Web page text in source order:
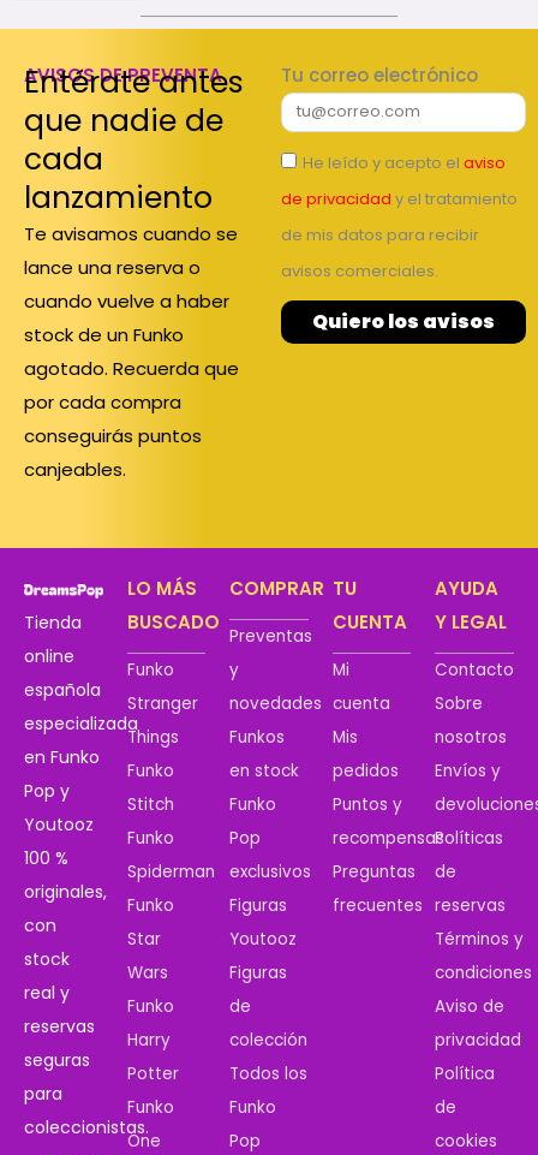
AVISOS DE PREVENTA
Entérate antes
que nadie de
cada
lanzamiento
Te avisamos cuando se
lance una reserva o
cuando vuelve a haber
stock de un Funko
agotado. Recuerda que
por cada compra
conseguirás puntos
canjeables.
Tu correo electrónico
He leído y acepto el aviso
de privacidad y el tratamiento
de mis datos para recibir
avisos comerciales.
Quiero los avisos
Tienda
online
española
especializada
en Funko
Pop y
Youtooz
100 %
originales,
con
stock
real y
reservas
seguras
para
coleccionistas.
LO MÁS
BUSCADO
Funko
Stranger
Things
Funko
Stitch
Funko
Spiderman
Funko
Star
Wars
Funko
Harry
Potter
Funko
One
COMPRAR
Preventas
y
novedades
Funkos
en stock
Funko
Pop
exclusivos
Figuras
Youtooz
Figuras
de
colección
Todos los
Funko
Pop
TU
CUENTA
Mi
cuenta
Mis
pedidos
Puntos y
recompensas
Preguntas
frecuentes
AYUDA
Y LEGAL
Contacto
Sobre
nosotros
Envíos y
Políticas
de
reservas
Términos y
condiciones
Aviso de
privacidad
Política
de
cookies